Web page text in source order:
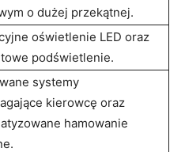
⁤o⁢ dużej przekątnej.
oświetlenie LED oraz
podświetlenie.
‍systemy
kierowcę oraz
hamowanie